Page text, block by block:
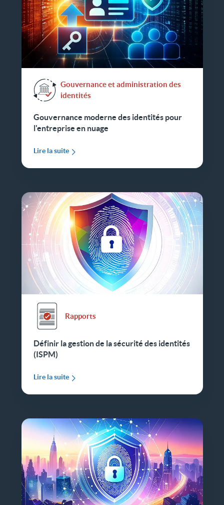
Gouvernance et administration des
identités
Gouvernance moderne des identités pour
l'entreprise en nuage
Lire la suite
Rapports
Définir la gestion de la sécurité des identités
(ISPM)
Lire la suite